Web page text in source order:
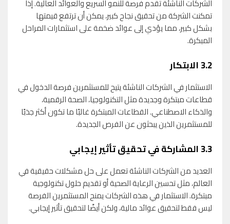
الشركات الناشئة تقدم فرصة للنمو السريع والعوائد العالية. إذا
تمكنت الشركة من تحقيق نجاح كبير، يمكن أن ترتفع قيمتها
بشكل كبير، مما يؤدي إلى عوائد ضخمة على استثمارات المراحل
المبكرة.
3.2الابتكار
الاستثمار في الشركات الناشئة يتيح للمستثمرين فرصة الدخول في
قطاعات مبتكرة وجديدة مثل التكنولوجيا، الصحة الرقمية،
والذكاء الاصطناعي. القطاعات المبتكرة غالبًا ما تكون أكثر جذبًا
للمستثمرين الذين يبحثون عن الفرص الجديدة.
3.3المشاركة في تحقيق تأثير إيجابي
العديد من الشركات الناشئة تعمل على حل مشكلات حقيقية في
العالم، مثل تحسين الرعاية الصحية أو تقديم حلول تكنولوجية
مبتكرة. الاستثمار في هذه الشركات يمنح المستثمرين الفرصة
ليس فقط لتحقيق عوائد مالية، ولكن أيضًا لتحقيق تأثير إيجابي.